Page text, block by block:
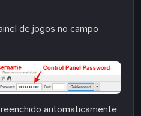
de jogos no campo
automaticamente